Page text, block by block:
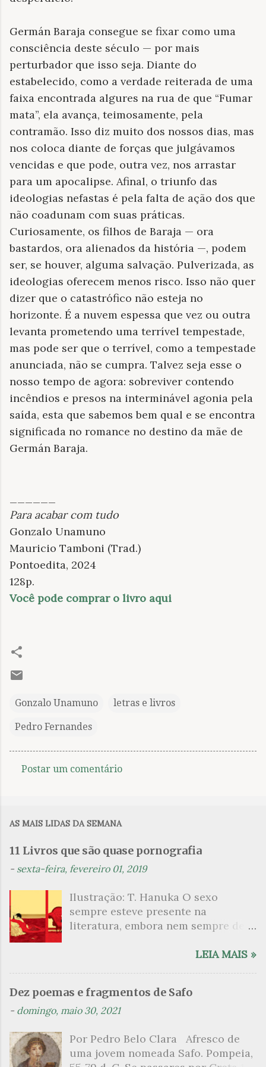
Germán Baraja consegue se fixar como uma
consciência deste século — por mais
perturbador que isso seja. Diante do
estabelecido, como a verdade reiterada de uma
faixa encontrada algures na rua de que “Fumar
mata”, ela avança, teimosamente, pela
contramão. Isso diz muito dos nossos dias, mas
nos coloca diante de forças que julgávamos
vencidas e que pode, outra vez, nos arrastar
para um apocalipse. Afinal, o triunfo das
ideologias nefastas é pela falta de ação dos que
não coadunam com suas práticas.
Curiosamente, os filhos de Baraja — ora
bastardos, ora alienados da história —, podem
ser, se houver, alguma salvação. Pulverizada, as
ideologias oferecem menos risco. Isso não quer
dizer que o catastrófico não esteja no
horizonte. É a nuvem espessa que vez ou outra
levanta prometendo uma terrível tempestade,
mas pode ser que o terrível, como a tempestade
anunciada, não se cumpra. Talvez seja esse o
nosso tempo de agora: sobreviver contendo
incêndios e presos na interminável agonia pela
saída, esta que sabemos bem qual e se encontra
significada no romance no destino da mãe de
Germán Baraja.
Para acabar com tudo
Gonzalo Unamuno
Mauricio Tamboni (Trad.)
Pontoedita, 2024
128p.
Você pode comprar o livro aqui
Gonzalo Unamuno letras e livros
Pedro Fernandes
n
t
i
o
Postar um comentário
AS MAIS LIDAS DA SEMANA
11 Livros que são quase pornografia
- sexta-feira, fevereiro 01, 2019
Ilustração: T. Hanuka O sexo
sempre esteve presente na
literatura, embora nem sempre de
que mergulharam em sua própria
psicanalítico e findaram por revelar
a partir dessa intimidade o lado
apresenta um conjunto de livros
nos quais os escritores se
LEIA MAIS »
Dez poemas e fragmentos de Safo
- domingo, maio 30, 2021
Por Pedro Belo Clara Afresco de
uma jovem nomeada Safo. Pompeia,